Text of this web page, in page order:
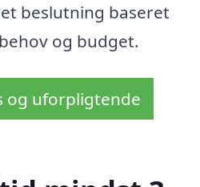
beslutning baseret
og budget.
og uforpligtende